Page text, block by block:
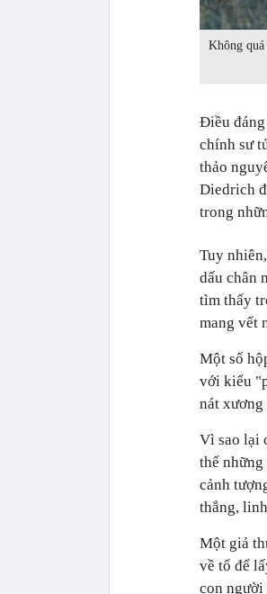
Không
Điều đáng
chính sư
thảo
Diedrich
trong
Tuy
dấu chân
tìm thấy
mang vết
Một số
với kiểu
nát xương
Vì sao lại
thể
cảnh
thắng,
Một giả
về tổ để
con người